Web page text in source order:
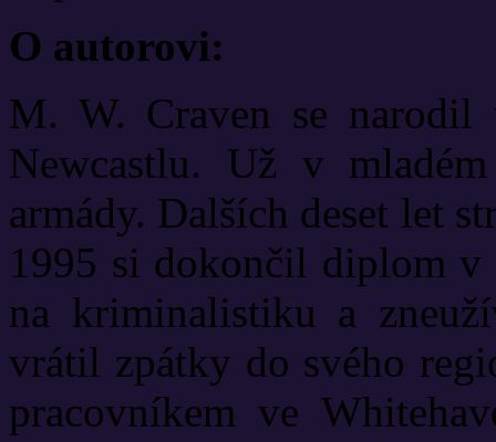
O autorovi:
M. W. Craven se
Newcastlu. Už v
armády. Dalších deset let
1995 si dokončil diplom v
na kriminalistiku a
vrátil zpátky do svého
pracovníkem ve